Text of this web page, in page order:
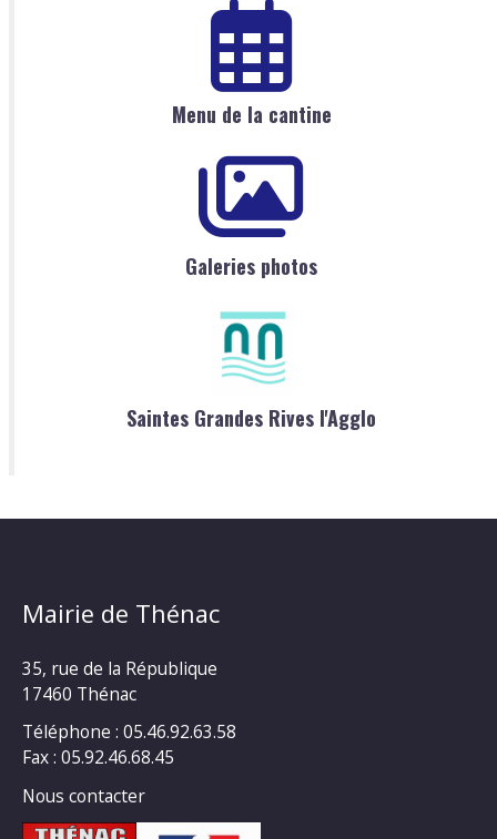
Menu de la cantine
Galeries photos
Saintes Grandes Rives l'Agglo
Mairie de Thénac
35, rue de la République
17460 Thénac
Téléphone : 05.46.92.63.58
Fax : 05.92.46.68.45
Nous contacter